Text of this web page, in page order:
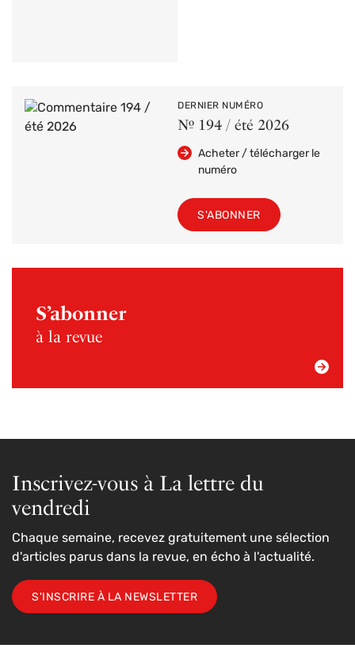
DERNIER NUMÉRO
Nº 194 / été 2026
Acheter / télécharger le
numéro
S'ABONNER
S’abonner
à la revue
Inscrivez-vous à La lettre du
vendredi
Chaque semaine, recevez gratuitement une sélection
d'articles parus dans la revue, en écho à l'actualité.
S'INSCRIRE À LA NEWSLETTER